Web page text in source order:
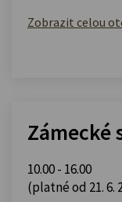
Zobrazit celou
Zámecké
10.00 - 16.00
(platné od 21. 6.